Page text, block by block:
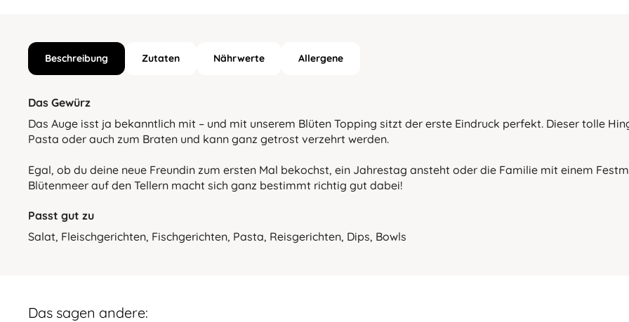
Beschreibung Zutaten Nährwerte Allergene
Das Gewürz
Das Auge isst ja bekanntlich mit – und mit unserem Blüten Topping sitzt der erste Eindruck perfekt. Dieser tolle
Pasta oder auch zum Braten und kann ganz getrost verzehrt werden.
Egal, ob du deine neue Freundin zum ersten Mal bekochst, ein Jahrestag ansteht oder die Familie mit einem
Blütenmeer auf den Tellern macht sich ganz bestimmt richtig gut dabei!
Passt gut zu
Salat, Fleischgerichten, Fischgerichten, Pasta, Reisgerichten, Dips, Bowls
Das sagen andere: